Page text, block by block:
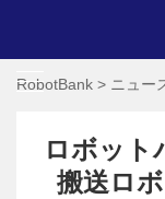
RobotBank > ニュー
ロボット
搬送ロ